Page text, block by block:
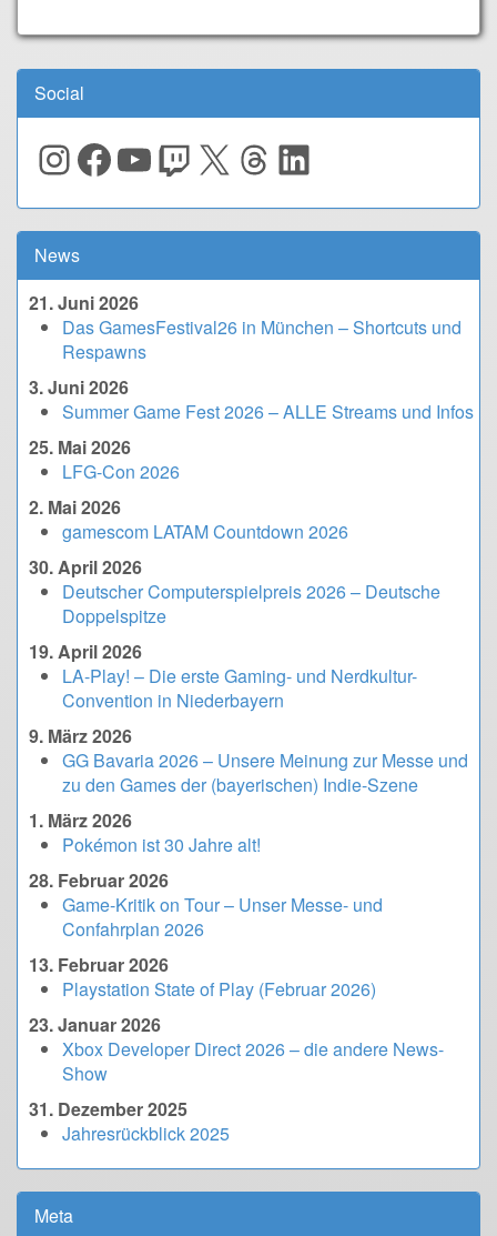
Social
Instagram
Facebook
YouTube
Twitch
X Threads
LinkedIn
News
21. Juni 2026
Das GamesFestival26 in München – Shortcuts und
Respawns
3. Juni 2026
Summer Game Fest 2026 – ALLE Streams und Infos
25. Mai 2026
LFG-Con 2026
2. Mai 2026
gamescom LATAM Countdown 2026
30. April 2026
Deutscher Computerspielpreis 2026 – Deutsche
Doppelspitze
19. April 2026
LA-Play! – Die erste Gaming- und Nerdkultur-
Convention in Niederbayern
9. März 2026
GG Bavaria 2026 – Unsere Meinung zur Messe und
zu den Games der (bayerischen) Indie-Szene
1. März 2026
Pokémon ist 30 Jahre alt!
28. Februar 2026
Game-Kritik on Tour – Unser Messe- und
Confahrplan 2026
13. Februar 2026
Playstation State of Play (Februar 2026)
23. Januar 2026
Xbox Developer Direct 2026 – die andere News-
Show
31. Dezember 2025
Jahresrückblick 2025
Meta